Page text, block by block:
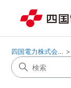
四国電力株式会社